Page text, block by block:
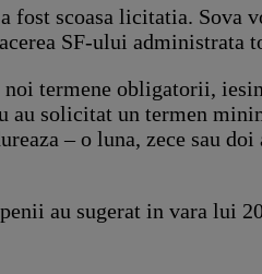
fost scoasa licitatia. Sova
SF-ului administrata
termene obligatorii,
au solicitat un termen
– o luna, zece sau
au sugerat in vara lui